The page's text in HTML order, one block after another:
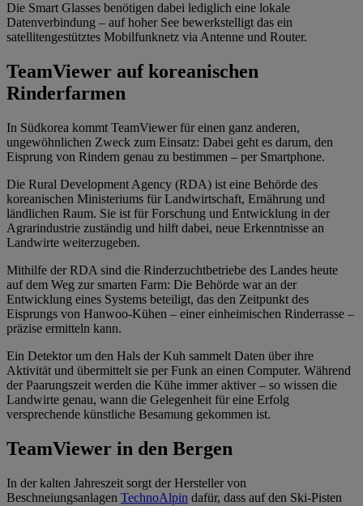
Die Smart Glasses benötigen dabei lediglich eine lokale
Datenverbindung – auf hoher See bewerkstelligt das ein
satellitengestütztes Mobilfunknetz via Antenne und Router.
TeamViewer auf koreanischen
Rinderfarmen
In Südkorea kommt TeamViewer für einen ganz anderen,
ungewöhnlichen Zweck zum Einsatz: Dabei geht es darum, den
Eisprung von Rindern genau zu bestimmen – per Smartphone.
Die Rural Development Agency (RDA) ist eine Behörde des
koreanischen Ministeriums für Landwirtschaft, Ernährung und
ländlichen Raum. Sie ist für Forschung und Entwicklung in der
Agrarindustrie zuständig und hilft dabei, neue Erkenntnisse an
Landwirte weiterzugeben.
Mithilfe der RDA sind die Rinderzuchtbetriebe des Landes heute
auf dem Weg zur smarten Farm: Die Behörde war an der
Entwicklung eines Systems beteiligt, das den Zeitpunkt des
Eisprungs von Hanwoo-Kühen – einer einheimischen Rinderrasse –
präzise ermitteln kann.
Ein Detektor um den Hals der Kuh sammelt Daten über ihre
Aktivität und übermittelt sie per Funk an einen Computer. Während
der Paarungszeit werden die Kühe immer aktiver – so wissen die
Landwirte genau, wann die Gelegenheit für eine Erfolg
versprechende künstliche Besamung gekommen ist.
TeamViewer in den Bergen
In der kalten Jahreszeit sorgt der Hersteller von
Beschneiungsanlagen TechnoAlpin dafür, dass auf den Ski-Pisten